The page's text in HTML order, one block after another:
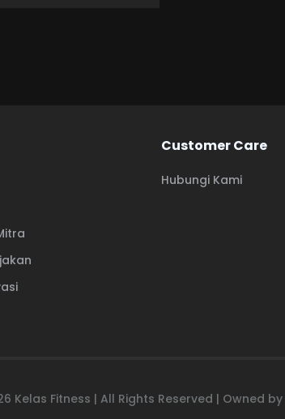
Customer Care
Hubungi Kami
Kelas Fitness | All Rights Reserved | Owned